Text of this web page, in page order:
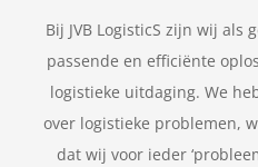
Bij JVB LogisticS zijn wij als
passende en efficiënte
logistieke uitdaging. We
over logistieke problemen,
dat wij voor ieder